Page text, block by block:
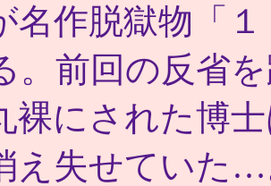
名作脱獄物「
。前回の反省
裸にされた博
え失せていた